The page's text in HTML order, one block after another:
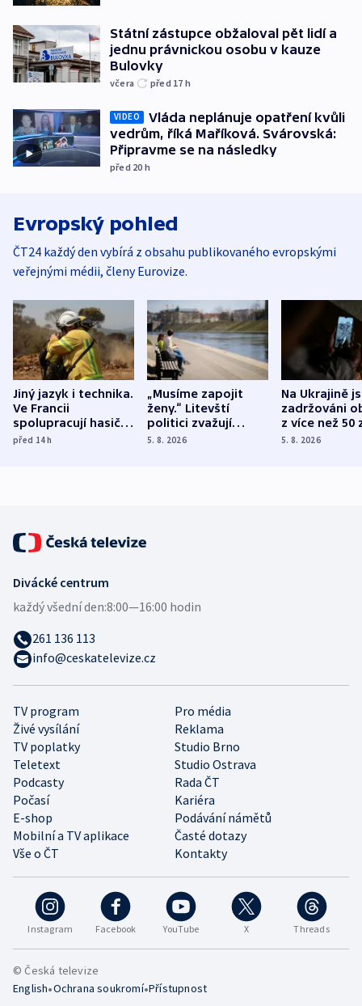
Státní zástupce obžaloval pět lidí a
jednu právnickou osobu v kauze
Bulovky
včera před 17 h
VIDEO
Vláda neplánuje opatření kvůli
vedrům, říká Maříková. Svárovská:
Připravme se na následky
před 20 h
Evropský pohled
ČT24 každý den vybírá z obsahu publikovaného evropskými
veřejnými médii, členy Eurovize.
Jiný jazyk i technika.
Ve Francii
spolupracují hasiči z
různých zemí
před 14h
„Musíme zapojit
ženy.“ Litevští
politici zvažují
dohodu o
5. 8. 2026
Na Ukrajině
zadržováni
z více než 50
Bojovali na
5. 8. 2026
Instagram Facebook YouTube X Threads
TV program
Pro média
Živé vysílání
Reklama
TV poplatky
Studio Brno
Teletext
Studio Ostrava
Podcasty
Rada ČT
Počasí
Kariéra
E-shop
Podávání námětů
Mobilní a TV aplikace
Časté dotazy
Vše o ČT
Kontakty
Divácké centrum
každý všední den:8:00—16:00 hodin
261 136 113
info@ceskatelevize.cz
© Česká televize
English•Ochrana soukromí•Přístupnost